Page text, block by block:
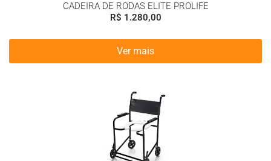
CADEIRA DE RODAS ELITE PROLIFE
R$ 1.280,00
Ver mais